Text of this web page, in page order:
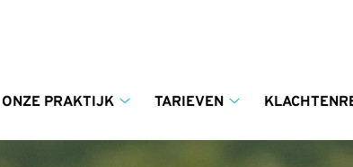
ONZE PRAKTIJK
praktijk
TARIEVEN
submenu